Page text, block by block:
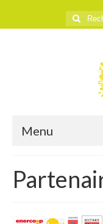
:
Menu
L’ASSOCIATION
Historique